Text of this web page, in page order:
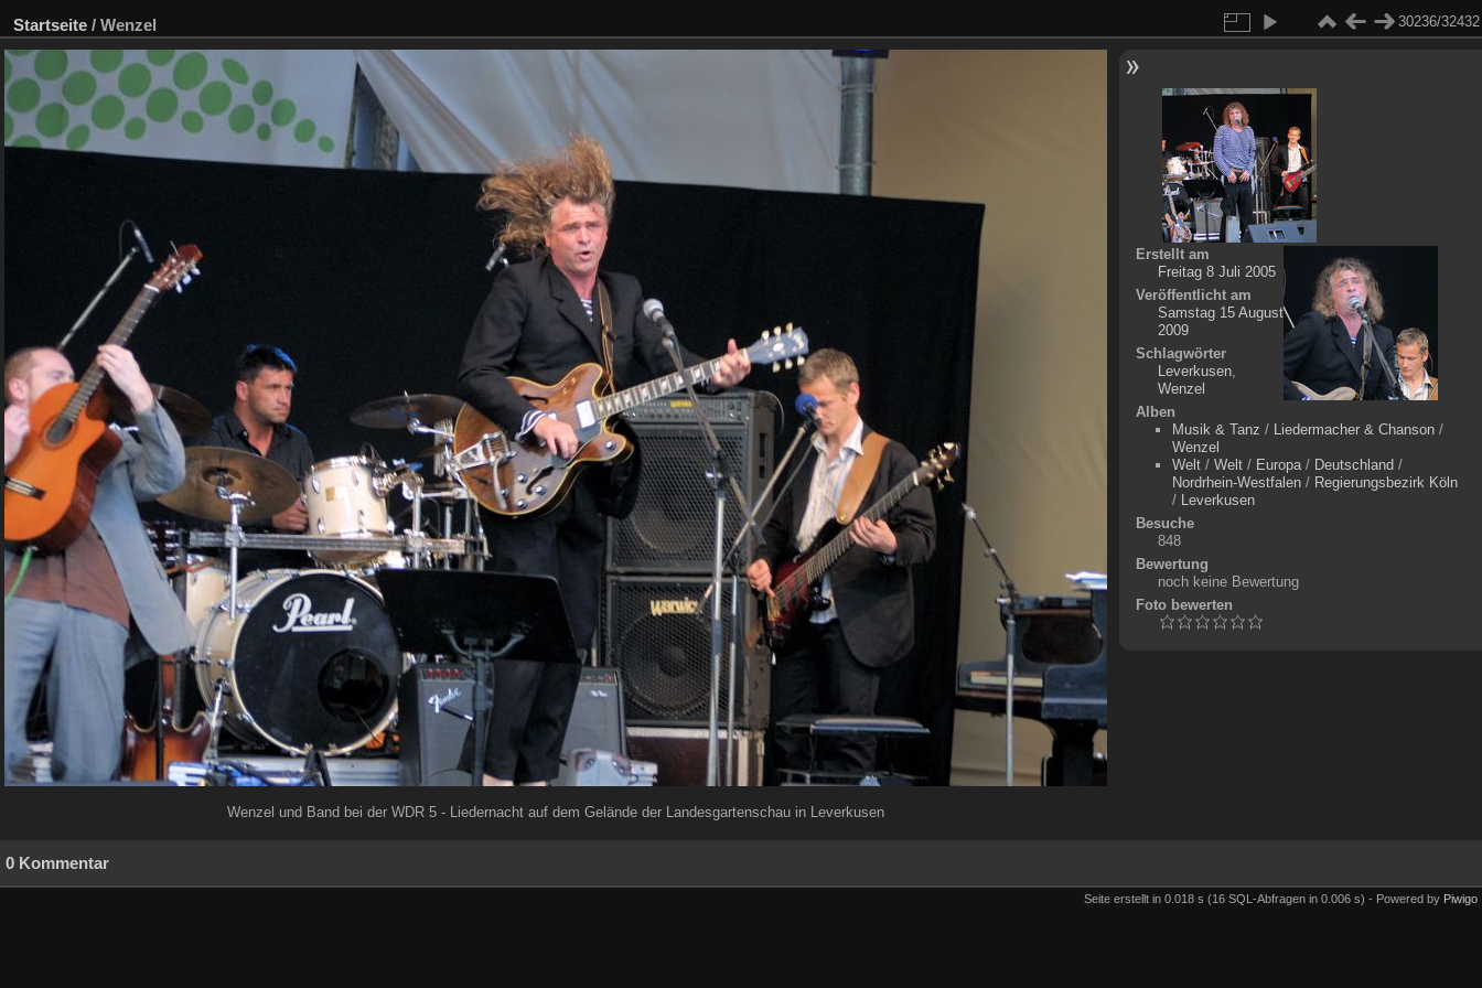
Startseite / Wenzel 30236/32432
Wenzel und Band bei der WDR 5 - Liedernacht auf dem Gelände der Landesgartenschau in Leverkusen
Erstellt am
Freitag 8 Juli 2005
Veröffentlicht am
Samstag 15 August
2009
Schlagwörter
Leverkusen,
Wenzel
Alben
Musik & Tanz / Liedermacher & Chanson/
Wenzel
Welt/ Welt/ Europa/ Deutschland /
Nordrhein-Westfalen/ Regierungsbezirk Köln
/ Leverkusen
Besuche
848
Bewertung
noch keine Bewertung
Foto bewerten
0 Kommentar
Seite erstellt in 0.018 s (16 SQL-Abfragen in 0.006 s) - Powered by Piwigo